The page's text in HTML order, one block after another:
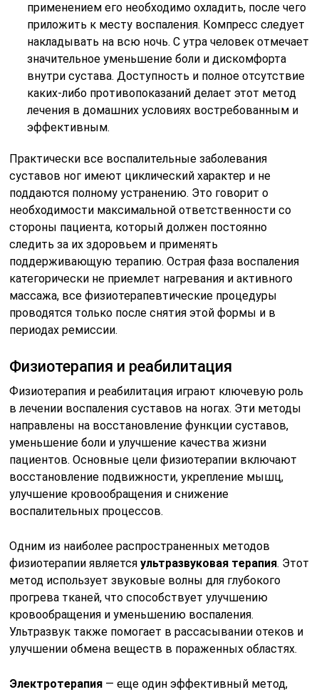
применением его необходимо охладить, после чего
приложить к месту воспаления. Компресс следует
накладывать на всю ночь. С утра человек отмечает
значительное уменьшение боли и дискомфорта
внутри сустава. Доступность и полное отсутствие
каких-либо противопоказаний делает этот метод
лечения в домашних условиях востребованным и
эффективным.
Практически все воспалительные заболевания
суставов ног имеют циклический характер и не
поддаются полному устранению. Это говорит о
необходимости максимальной ответственности со
стороны пациента, который должен постоянно
следить за их здоровьем и применять
поддерживающую терапию. Острая фаза воспаления
категорически не приемлет нагревания и активного
массажа, все физиотерапевтические процедуры
проводятся только после снятия этой формы и в
периодах ремиссии.
Физиотерапия и реабилитация
Физиотерапия и реабилитация играют ключевую роль
в лечении воспаления суставов на ногах. Эти методы
направлены на восстановление функции суставов,
уменьшение боли и улучшение качества жизни
пациентов. Основные цели физиотерапии включают
восстановление подвижности, укрепление мышц,
улучшение кровообращения и снижение
воспалительных процессов.
Одним из наиболее распространенных методов
физиотерапии являетсяультразвуковая терапия. Этот
метод использует звуковые волны для глубокого
прогрева тканей, что способствует улучшению
кровообращения и уменьшению воспаления.
Ультразвук также помогает в рассасывании отеков и
улучшении обмена веществ в пораженных областях.
Электротерапия — еще один эффективный метод,